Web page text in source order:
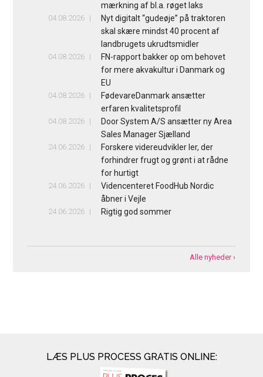
mærkning af bl.a. røget laks
04.08.2026
Nyt digitalt “gudeøje” på traktoren
skal skære mindst 40 procent af
landbrugets ukrudtsmidler
04.08.2026
FN-rapport bakker op om behovet
for mere akvakultur i Danmark og
EU
04.08.2026
FødevareDanmark ansætter
erfaren kvalitetsprofil
04.08.2026
Door System A/S ansætter ny Area
Sales Manager Sjælland
24.06.2026
Forskere videreudvikler ler, der
forhindrer frugt og grønt i at rådne
for hurtigt
24.06.2026
Videncenteret FoodHub Nordic
åbner i Vejle
24.06.2026 Rigtig god sommer
Alle nyheder ›
LÆS PLUS PROCESS GRATIS ONLINE: